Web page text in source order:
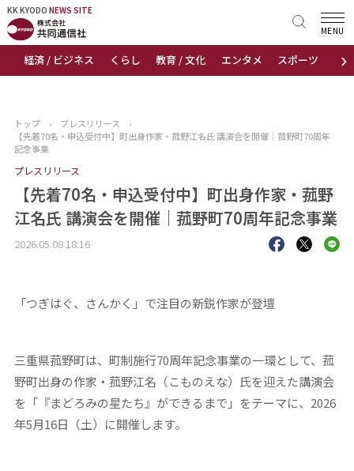
KK KYODO NEWS SITE
›
経済 / ビジネス くらし 教育 / 文化 エンタメ スポーツ 地域
MENU
KK KYODONEWS SITE
トップページ
ニュース
おすすめコンテンツ
出版物
トップ › プレスリリース
›
【先着70名・申込受付中】町出身作家・菰野江名氏 講演会を開催｜菰野町70周年
記念事業
プレスリリース
【先着70名・申込受付中】町出身作家・菰野
江名氏 講演会を開催｜菰野町70周年記念事業
2026.05.08 18:16
「つぎはぐ、さんかく」で注目の新鋭作家が登壇
三重県菰野町は、町制施行70周年記念事業の一環として、菰
野町出身の作家・菰野江名（こものえな）氏を迎えた講演会
を「『まどろみの星たち』ができるまで」をテーマに、2026
年5月16日（土）に開催します。